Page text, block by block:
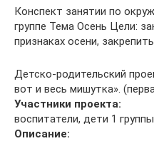
Конспект занятии по
группе Тема Осень Цели:
признаках осени,
Детско-родительский
вот и весь мишутка».
Участники проекта:
воспитатели, дети 1
Описание: